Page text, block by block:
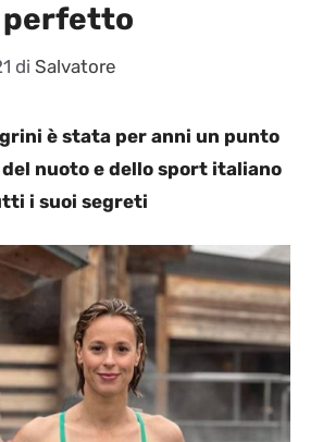
perfetto
di Salvatore
è stata per anni un punto
nuoto e dello sport italiano
i suoi segreti